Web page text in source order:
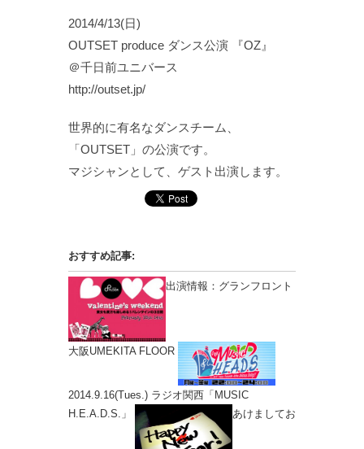
2014/4/13(日)
OUTSET produce ダンス公演 『OZ』
＠千日前ユニバース
http://outset.jp/
世界的に有名なダンスチーム、
「OUTSET」の公演です。
マジシャンとして、ゲスト出演します。
おすすめ記事:
出演情報：グランフロント
大阪UMEKITA FLOOR
2014.9.16(Tues.) ラジオ関西「MUSIC
H.E.A.D.S.」
あけましてお